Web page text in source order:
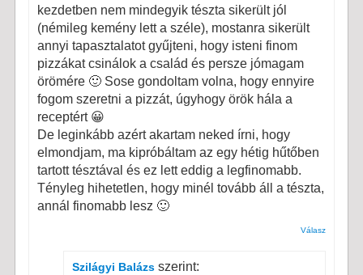
kezdetben nem mindegyik tészta sikerült jól
(némileg kemény lett a széle), mostanra sikerült
annyi tapasztalatot gyűjteni, hogy isteni finom
pizzákat csinálok a család és persze jómagam
örömére 🙂 Sose gondoltam volna, hogy ennyire
fogom szeretni a pizzát, úgyhogy örök hála a
receptért 😀
De leginkább azért akartam neked írni, hogy
elmondjam, ma kipróbáltam az egy hétig hűtőben
tartott tésztával és ez lett eddig a legfinomabb.
Tényleg hihetetlen, hogy minél tovább áll a tészta,
annál finomabb lesz 🙂
Válasz
Szilágyi Balázs szerint: